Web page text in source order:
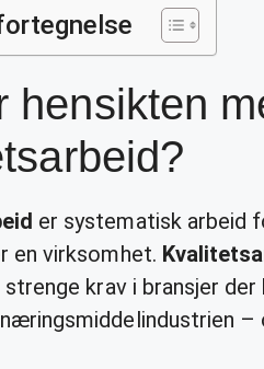
hensikten
er systematisk arbeid
en virksomhet.
krav i bransjer der
–